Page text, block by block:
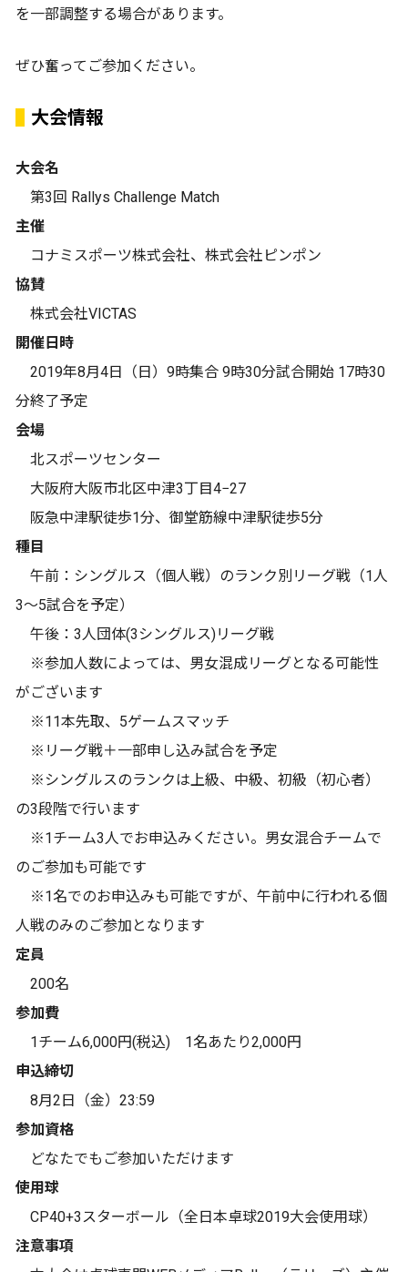
を一部調整する場合があります。
ぜひ奮ってご参加ください。
大会情報
大会名
第3回 Rallys Challenge Match
主催
コナミスポーツ株式会社、株式会社ピンポン
協賛
株式会社VICTAS
開催日時
2019年8月4日（日）9時集合 9時30分試合開始 17時30
分終了予定
会場
北スポーツセンター
大阪府大阪市北区中津3丁目4−27
阪急中津駅徒歩1分、御堂筋線中津駅徒歩5分
種目
午前：シングルス（個人戦）のランク別リーグ戦（1人
3〜5試合を予定）
午後：3人団体(3シングルス)リーグ戦
※参加人数によっては、男女混成リーグとなる可能性
がございます
※11本先取、5ゲームスマッチ
※リーグ戦＋一部申し込み試合を予定
※シングルスのランクは上級、中級、初級（初心者）
の3段階で行います
※1チーム3人でお申込みください。男女混合チームで
のご参加も可能です
※1名でのお申込みも可能ですが、午前中に行われる個
人戦のみのご参加となります
定員
200名
参加費
1チーム6,000円(税込) 1名あたり2,000円
申込締切
8月2日（金）23:59
参加資格
どなたでもご参加いただけます
使用球
CP40+3スターボール（全日本卓球2019大会使用球）
注意事項